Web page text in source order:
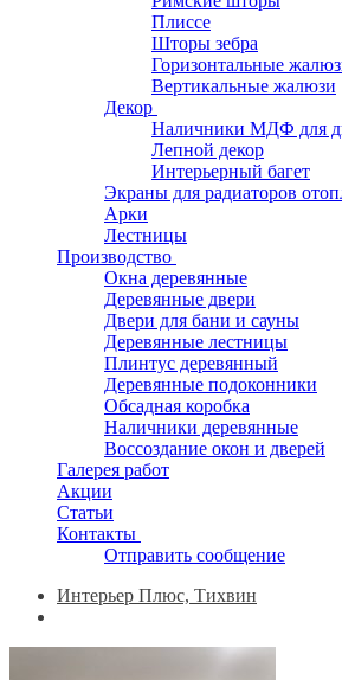
Плиссе
Шторы зебра
Горизонтальные
Вертикальные жалюзи
Декор
Наличники МДФ для
Лепной декор
Интерьерный багет
Экраны для радиаторов
Арки
Лестницы
Производство
Окна деревянные
Деревянные двери
Двери для бани и сауны
Деревянные лестницы
Плинтус деревянный
Деревянные подоконники
Обсадная коробка
Наличники деревянные
Воссоздание окон и дверей
Галерея работ
Акции
Статьи
Контакты
Отправить сообщение
Интерьер Плюс, Тихвин